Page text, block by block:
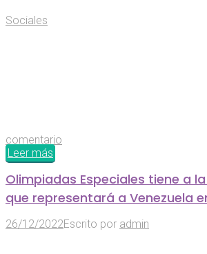
Sociales
comentario
Leer más
Olimpiadas Especiales tiene a
que representará a Venezuela
26/12/2022Escrito por admin